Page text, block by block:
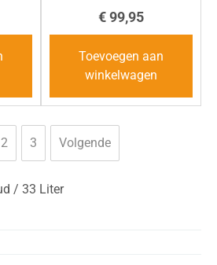
€99,95
Toevoegen aan
winkelwagen
2 3 Volgende
/ 33 Liter